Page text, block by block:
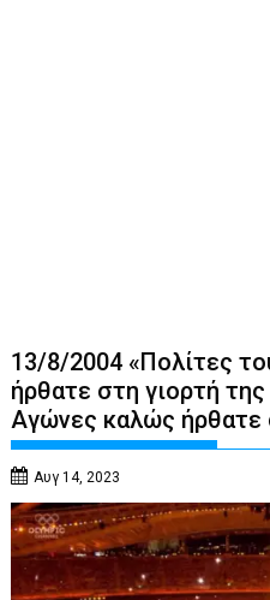
13/8/2004 «Πολίτες
ήρθατε στη γιορτή
Αγώνες καλώς ήρθατε
Αυγ 14, 2023